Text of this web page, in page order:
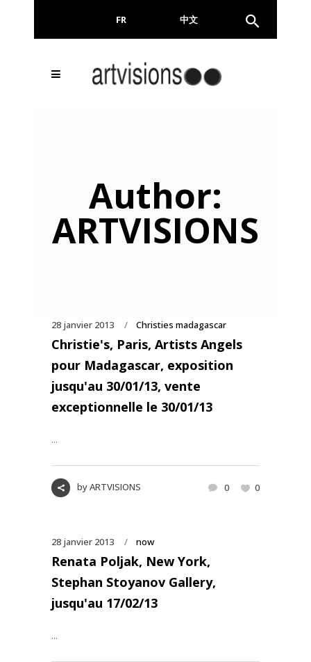
FR 中文
Author:
ARTVISIONS
28 janvier 2013 Christies madagascar
Christie's, Paris, Artists Angels
pour Madagascar, exposition
jusqu'au 30/01/13, vente
exceptionnelle le 30/01/13
...
byARTVISIONS 0 0
28 janvier 2013 now
Renata Poljak, New York,
Stephan Stoyanov Gallery,
jusqu'au 17/02/13
...
Inscrivez-vous à notre
En continuant, vous acceptez de nous communiquer
votre adresse email pour l’envoi de la Newsletter. En
aucun cas elle ne sera transmise à un tiers.